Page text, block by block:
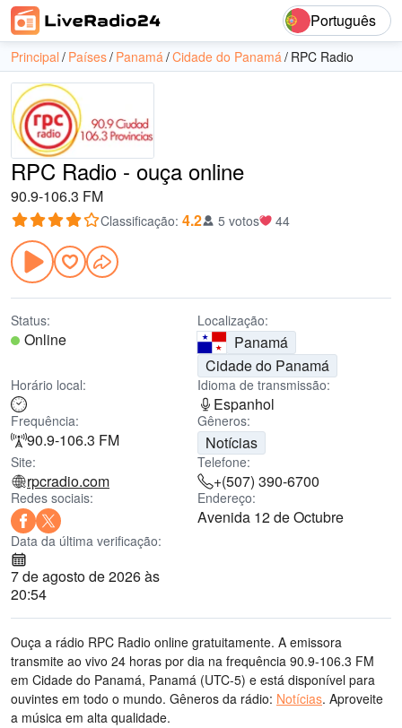
Português
Principal Países Panamá Cidade do Panamá RPC Radio
RPC Radio - ouça online
90.9-106.3 FM
Classificação: 4.2 5 votos 44
Status:
Online
Localização:
Panamá
Cidade do Panamá
Horário local: Idioma de transmissão:
Espanhol
Frequência:
90.9-106.3 FM
Gêneros:
Notícias
Site:
rpcradio.com
Telefone:
+(507) 390-6700
Redes sociais: Endereço:
Avenida 12 de Octubre
Data da última verificação:
7 de agosto de 2026 às
20:54
Ouça a rádio RPC Radio online gratuitamente. A emissora
transmite ao vivo 24 horas por dia na frequência 90.9-106.3 FM
em Cidade do Panamá, Panamá (UTC-5) e está disponível para
ouvintes em todo o mundo. Gêneros da rádio: Notícias. Aproveite
a música em alta qualidade.